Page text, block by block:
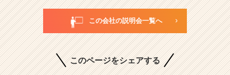
この会社の説明会一覧へ
このページをシェアする